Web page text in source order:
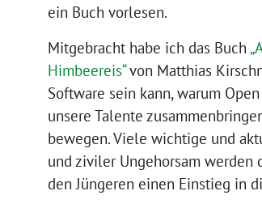
ein Buch vorlesen.
Mitgebracht habe ich das Buch
Himbeereis“von Matthias
Software sein kann, warum
unsere Talente
bewegen. Viele wichtige und
und ziviler Ungehorsam
den Jüngeren einen Einstieg in